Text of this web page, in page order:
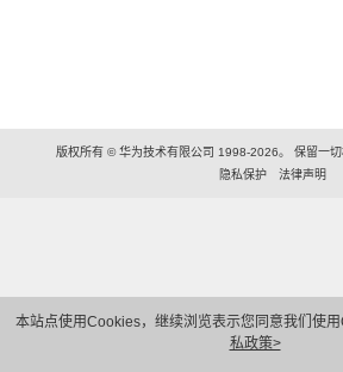
本站点使用Cookies，继续浏览表示您同意我们使用
私政策>
版权所有 © 华为技术有限公司 1998-2026。 保留一
隐私保护
法律声明